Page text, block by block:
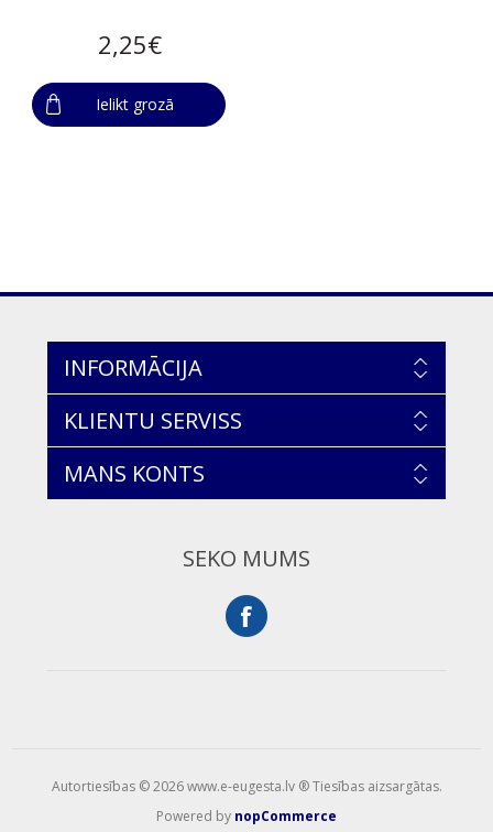
2,25€
Ielikt grozā
INFORMĀCIJA
KLIENTU SERVISS
MANS KONTS
SEKO MUMS
Autortiesības © 2026 www.e-eugesta.lv ® Tiesības aizsargātas.
Powered by nopCommerce